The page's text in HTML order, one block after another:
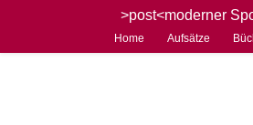
content
>post<moderner
Home Aufsätze